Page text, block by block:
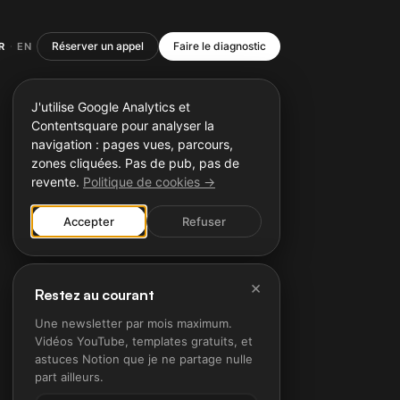
· EN Réserver un appel Faire le diagnostic
J'utilise Google Analytics et
Contentsquare pour analyser la
navigation : pages vues, parcours,
zones cliquées. Pas de pub, pas de
revente. Politique de cookies →
Accepter Refuser
×
Restez au courant
Une newsletter par mois maximum.
Vidéos YouTube, templates gratuits, et
astuces Notion que je ne partage nulle
part ailleurs.